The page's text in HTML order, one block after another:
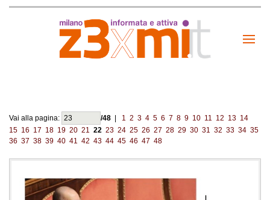
Vai alla pagina: /48 1 2 3 4 5 6 7 8 9 10 11 12 13 14
15 16 17 18 19 20 21 22 23 24 25 26 27 28 29 30 31 32 33 34 35
36 37 38 39 40 41 42 43 44 45 46 47 48